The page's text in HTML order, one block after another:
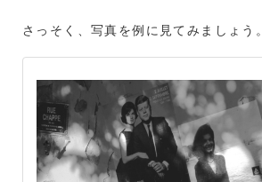
さっそく、写真を例に見てみましょう。